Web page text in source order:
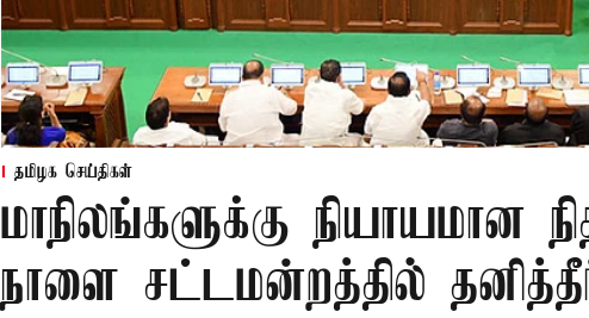
தமிழக செய்திகள்
மாநிலங்களுக்கு நியாயமான
நாளை சட்டமன்றத்தில்